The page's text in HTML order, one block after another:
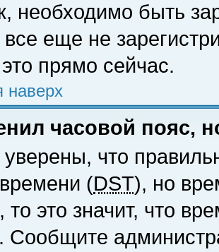
необходимо быть
еще не
прямо сейчас.
наверх
часовой пояс,
что
(DST), но
то это значит, что
Сообщите